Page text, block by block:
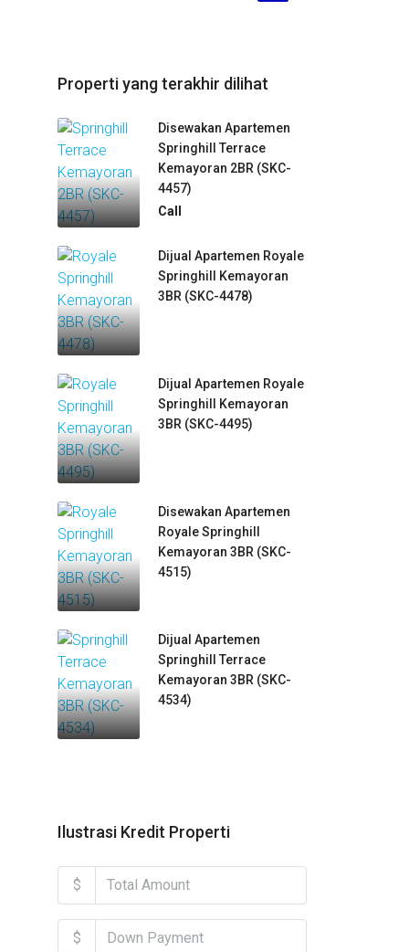
Properti yang terakhir dilihat
Disewakan Apartemen
Springhill Terrace
Kemayoran 2BR (SKC-
4457)
Call
Dijual Apartemen Royale
Springhill Kemayoran
3BR (SKC-4478)
Dijual Apartemen Royale
Springhill Kemayoran
3BR (SKC-4495)
Disewakan Apartemen
Royale Springhill
Kemayoran 3BR (SKC-
4515)
Dijual Apartemen
Springhill Terrace
Kemayoran 3BR (SKC-
4534)
Ilustrasi Kredit Properti
$
$